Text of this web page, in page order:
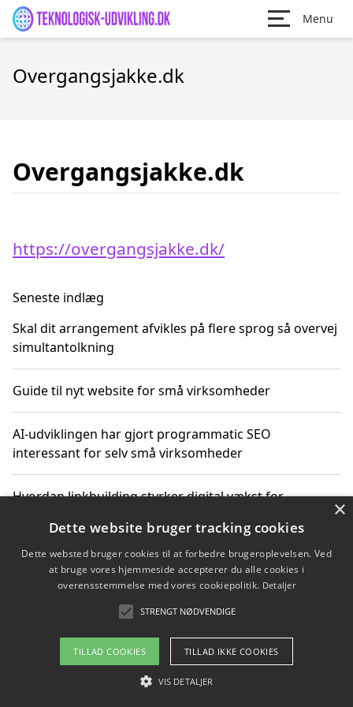
Menu
Overgangsjakke.dk
Overgangsjakke.dk
https://overgangsjakke.dk/
Seneste indlæg
Skal dit arrangement afvikles på flere sprog så overvej
simultantolkning
Guide til nyt website for små virksomheder
AI-udviklingen har gjort programmatic SEO
interessant for selv små virksomheder
Hvordan linkbuilding styrker digital vækst for
Sådan har udviklingen inden for genbrug af elektronik
ændret sig
Copyright 2026 - Pilanto Aps
Om / kontakt
×
Dette website bruger tracking cookies
Dette websted bruger cookies til at forbedre brugeroplevelsen. Ved
at bruge vores hjemmeside accepterer du alle cookies i
overensstemmelse med vores cookiepolitik. Detaljer
STRENGT NØDVENDIGE
TILLAD COOKIES TILLAD IKKE COOKIES
VIS DETALJER